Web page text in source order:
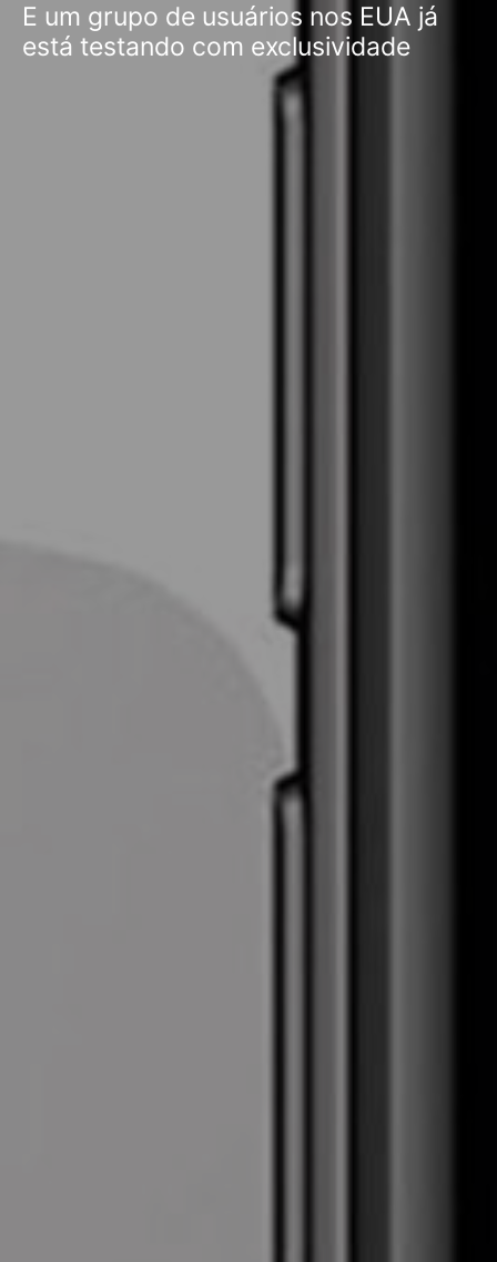
E um grupo de usuários nos EUA já
está testando com exclusividade